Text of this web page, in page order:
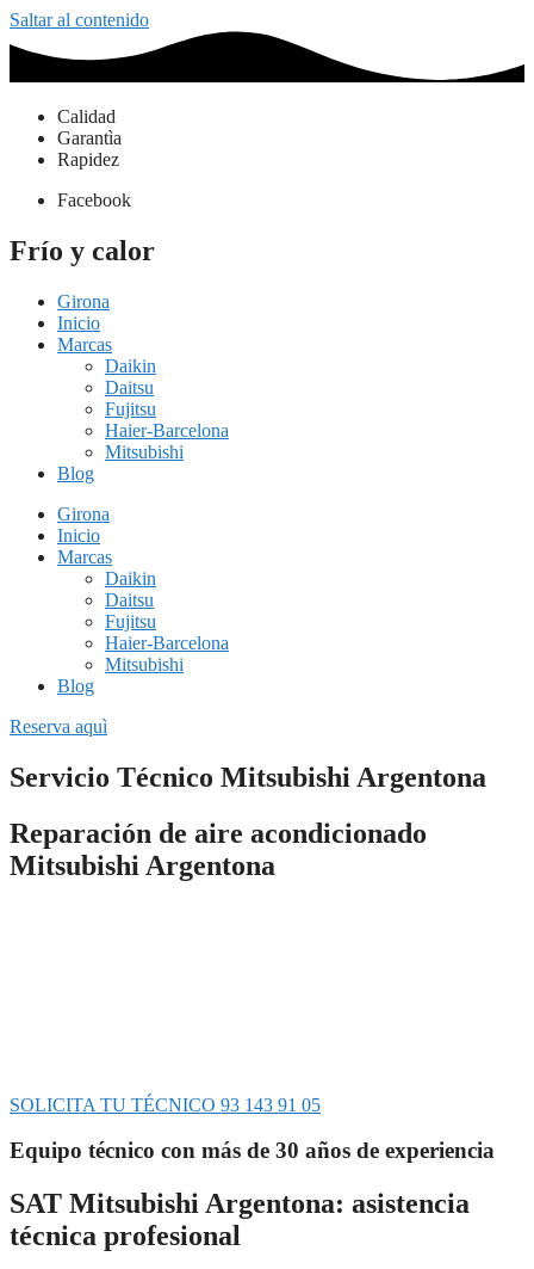
Saltar al contenido
Calidad
Garantìa
Rapidez
Facebook
Frío y calor
Girona
Inicio
Marcas
Daikin
Daitsu
Fujitsu
Haier-Barcelona
Mitsubishi
Blog
Girona
Inicio
Marcas
Daikin
Daitsu
Fujitsu
Haier-Barcelona
Mitsubishi
Blog
Reserva aquì
Servicio Técnico Mitsubishi Argentona
Reparación de aire acondicionado
Mitsubishi Argentona
SOLICITA TU TÉCNICO 93 143 91 05
Equipo técnico con más de 30 años de experiencia
SAT Mitsubishi Argentona: asistencia
técnica profesional